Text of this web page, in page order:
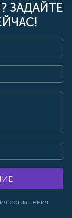
ЗАДАЙТЕ
соглашения.